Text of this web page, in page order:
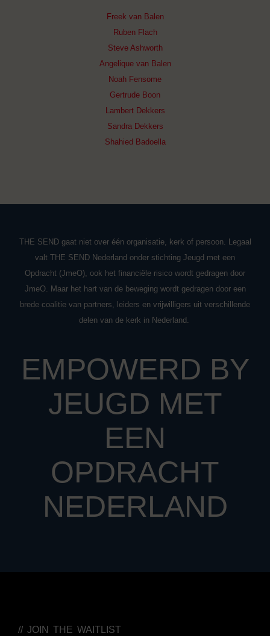
Freek van Balen
Ruben Flach
Steve Ashworth
Angelique van Balen
Noah Fensome
Gertrude Boon
Lambert Dekkers
Sandra Dekkers
Shahied Badoella
THE SEND gaat niet over één organisatie, kerk of persoon. Legaal
valt THE SEND Nederland onder stichting Jeugd met een
Opdracht (JmeO), ook het financiële risico wordt gedragen door
JmeO. Maar het hart van de beweging wordt gedragen door een
brede coalitie van partners, leiders en vrijwilligers uit verschillende
delen van de kerk in Nederland.
EMPOWERD BY
JEUGD MET
EEN
OPDRACHT
NEDERLAND
// JOIN THE WAITLIST